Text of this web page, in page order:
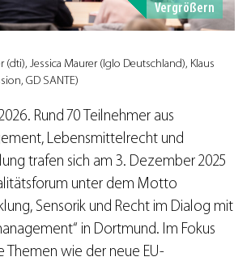
Vergrößern
(dti), Jessica Maurer (Iglo Deutschland), Klaus
GD SANTE)
Rund 70 Teilnehmer aus
Lebensmittelrecht und
trafen sich am 3. Dezember 2025
unter dem Motto
Sensorik und Recht im Dialog mit
in Dortmund. Im Fokus
Themen wie der neue EU-